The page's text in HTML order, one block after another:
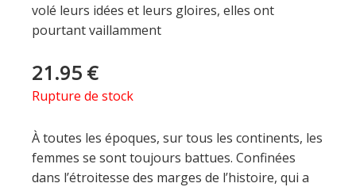
volé leurs idées et leurs gloires, elles ont
pourtant vaillamment
21.95 €
Rupture de stock
À toutes les époques, sur tous les continents, les
femmes se sont toujours battues. Confinées
dans l’étroitesse des marges de l’histoire, qui a